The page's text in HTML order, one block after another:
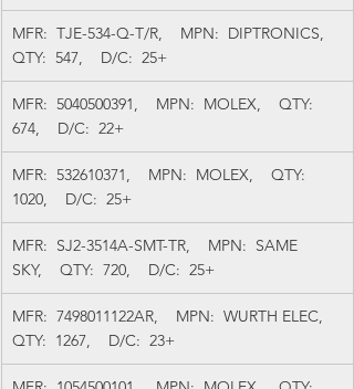
MFR:  TJE-534-Q-T/R,    MPN:  DIPTRONICS,
QTY:  547,    D/C:  25+
MFR:  5040500391,    MPN:  MOLEX,    QTY:
674,    D/C:  22+
MFR:  532610371,    MPN:  MOLEX,    QTY:
1020,    D/C:  25+
MFR:  SJ2-3514A-SMT-TR,    MPN:  SAME
SKY,    QTY:  720,    D/C:  25+
MFR:  7498011122AR,    MPN:  WURTH ELEC,
QTY:  1267,    D/C:  23+